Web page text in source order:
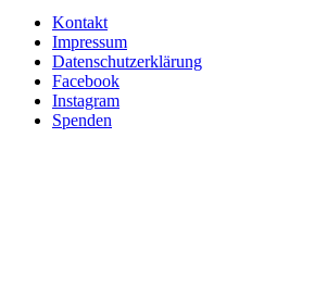
Kontakt
Impressum
Datenschutzerklärung
Facebook
Instagram
Spenden